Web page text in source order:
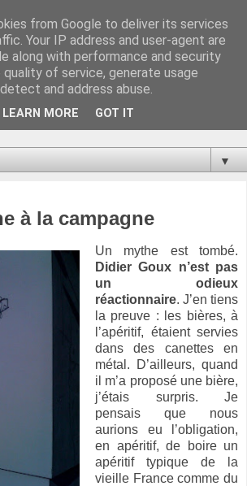
!
seul chemin susceptible de nous faire
de vérité, utilisons la par des moyens
Le temps qu'on remplisse nos
▼
à la campagne
Un mythe est tombé.
Didier Goux n’est pas
un odieux
réactionnaire. J’en tiens
la preuve : les bières, à
l’apéritif, étaient servies
dans des canettes en
métal. D’ailleurs, quand
il m’a proposé une bière,
j’étais surpris. Je
pensais que nous
aurions eu l’obligation,
en apéritif, de boire un
apéritif typique de la
vieille France comme du
from Google to deliver its services
Your IP address and user-agent are
along with performance and security
of service, generate usage
and address abuse.
LEARN MORE GOT IT